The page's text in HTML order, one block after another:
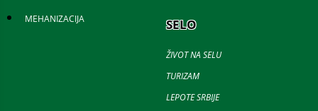
MEHANIZACIJA SELO
ŽIVOT NA SELU
TURIZAM
LEPOTE SRBIJE